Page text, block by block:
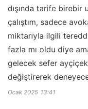
dışında tarife birebir
çalıştım, sadece
miktarıyla ilgili
fazla mı oldu diye
gelecek sefer
değiştirerek
Ocak 2025 13:41